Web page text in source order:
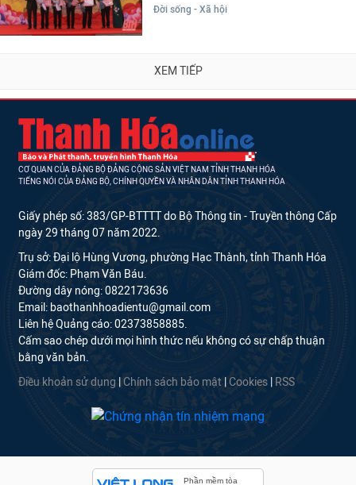
Đời sống - Xã hội
XEM TIẾP
CƠ QUAN CỦA ĐẢNG BỘ ĐẢNG CỘNG SẢN VIỆT NAM TỈNH THANH HÓA
TIẾNG NÓI CỦA ĐẢNG BỘ, CHÍNH QUYỀN VÀ NHÂN DÂN TỈNH THANH HÓA
Giấy phép số: 383/GP-BTTTT do Bộ Thông tin - Truyền thông Cấp
ngày 29 tháng 07 năm 2022.
Trụ sở: Đại lộ Hùng Vương, phường Hạc Thành, tỉnh Thanh Hóa
Giám đốc: Phạm Văn Báu.
Đường dây nóng: 0822173636
Email: baothanhhoadientu@gmail.com
Liên hệ Quảng cáo: 02373858885.
Cấm sao chép dưới mọi hình thức nếu không có sự chấp thuận
bằng văn bản.
Điều khoản sử dụng Chính sách bảo mật Cookies RSS
Phần mềm tòa